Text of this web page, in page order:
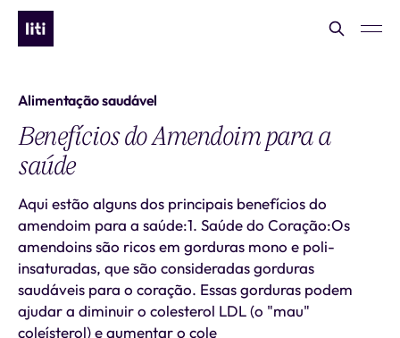
Alimentação saudável
Benefícios do Amendoim para a
saúde
Aqui estão alguns dos principais benefícios do
amendoim para a saúde:1. Saúde do Coração:Os
amendoins são ricos em gorduras mono e poli-
insaturadas, que são consideradas gorduras
saudáveis para o coração. Essas gorduras podem
ajudar a diminuir o colesterol LDL (o "mau"
coleísterol) e aumentar o cole